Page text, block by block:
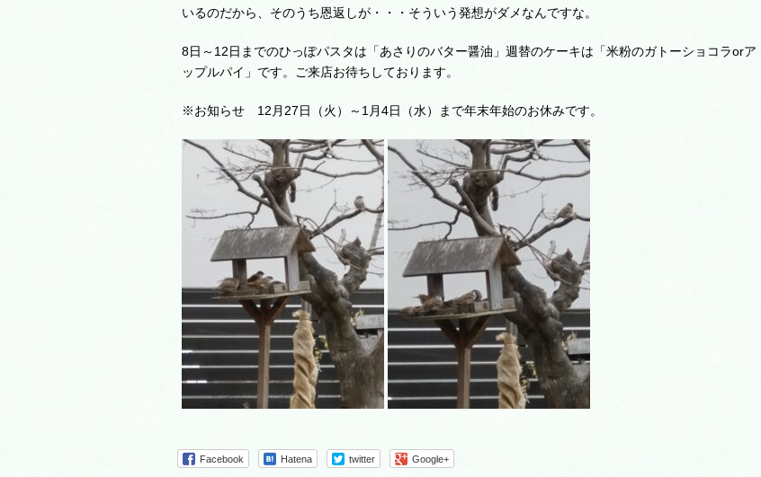
いるのだから、そのうち恩返しが・・・そういう発想がダメなんですな。
8日～12日までのひっぽパスタは「あさりのバター醤油」週替のケーキは「米粉のガトーショコラorア
ップルパイ」です。ご来店お待ちしております。
※お知らせ 12月27日（火）～1月4日（水）まで年末年始のお休みです。
Facebook Hatena twitter Google+